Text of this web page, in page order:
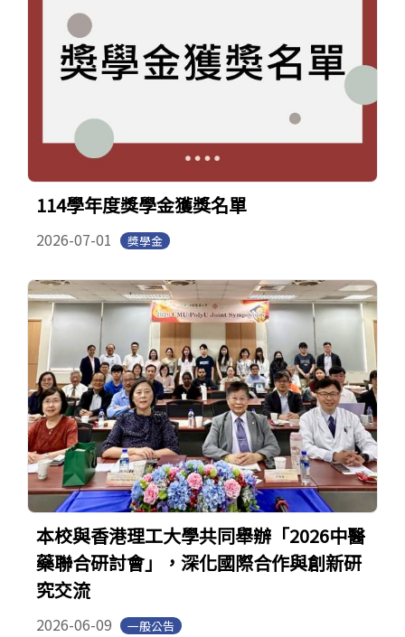
114學年度獎學金獲獎名單
2026-07-01 獎學金
本校與香港理工大學共同舉辦「2026中醫
藥聯合研討會」，深化國際合作與創新研
究交流
2026-06-09 一般公告